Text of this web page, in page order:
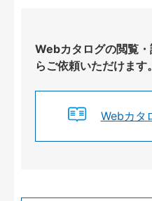
Webカタログの閲覧
らご依頼いただけます。
Webカタ